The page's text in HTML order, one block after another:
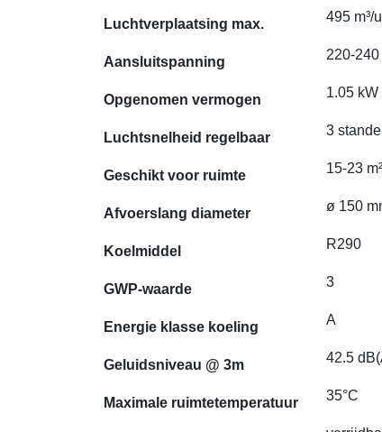
Luchtverplaatsing max. 495 m³/u
Aansluitspanning 220-
Opgenomen vermogen 1.05 kW
Luchtsnelheid regelbaar 3
Geschikt voor ruimte 15-23 m²
Afvoerslang diameter ø 150
Koelmiddel R290
GWP-waarde 3
Energie klasse koeling A
Geluidsniveau @ 3m 42.5
Maximale ruimtetemperatuur 35°C